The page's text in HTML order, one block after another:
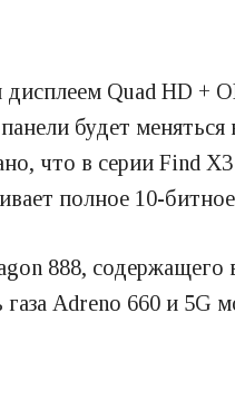
Quad HD +
будет меняться
что в серии Find
полное 10-битное
888,
Adreno 660 и 5G